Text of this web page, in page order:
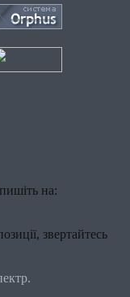
на:
звертайтесь